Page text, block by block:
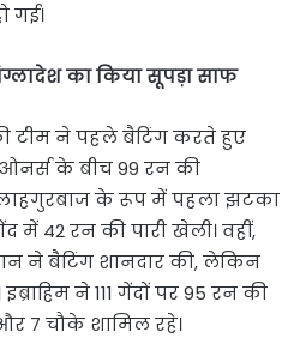
गई।
का किया सूपड़ा साफ
टीम ने पहले बैटिंग करते हुए
के बीच 99 रन की
के रूप में पहला झटका
में 42 रन की पारी खेली। वहीं,
ने बैटिंग शानदार की, लेकिन
ने 111 गेंदों पर 95 रन की
7 चौके शामिल रहे।